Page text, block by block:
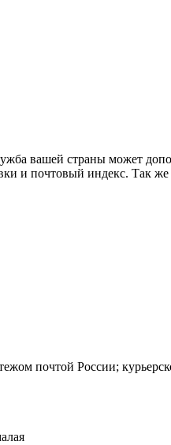
вашей страны может
и почтовый индекс. Так
почтой России;